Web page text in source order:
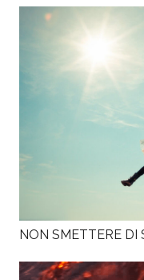
NON SMETTERE DI